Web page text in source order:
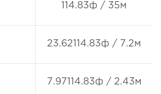
114.83ф / 35м
23.62114.83ф / 7.2м
7.97114.83ф / 2.43м